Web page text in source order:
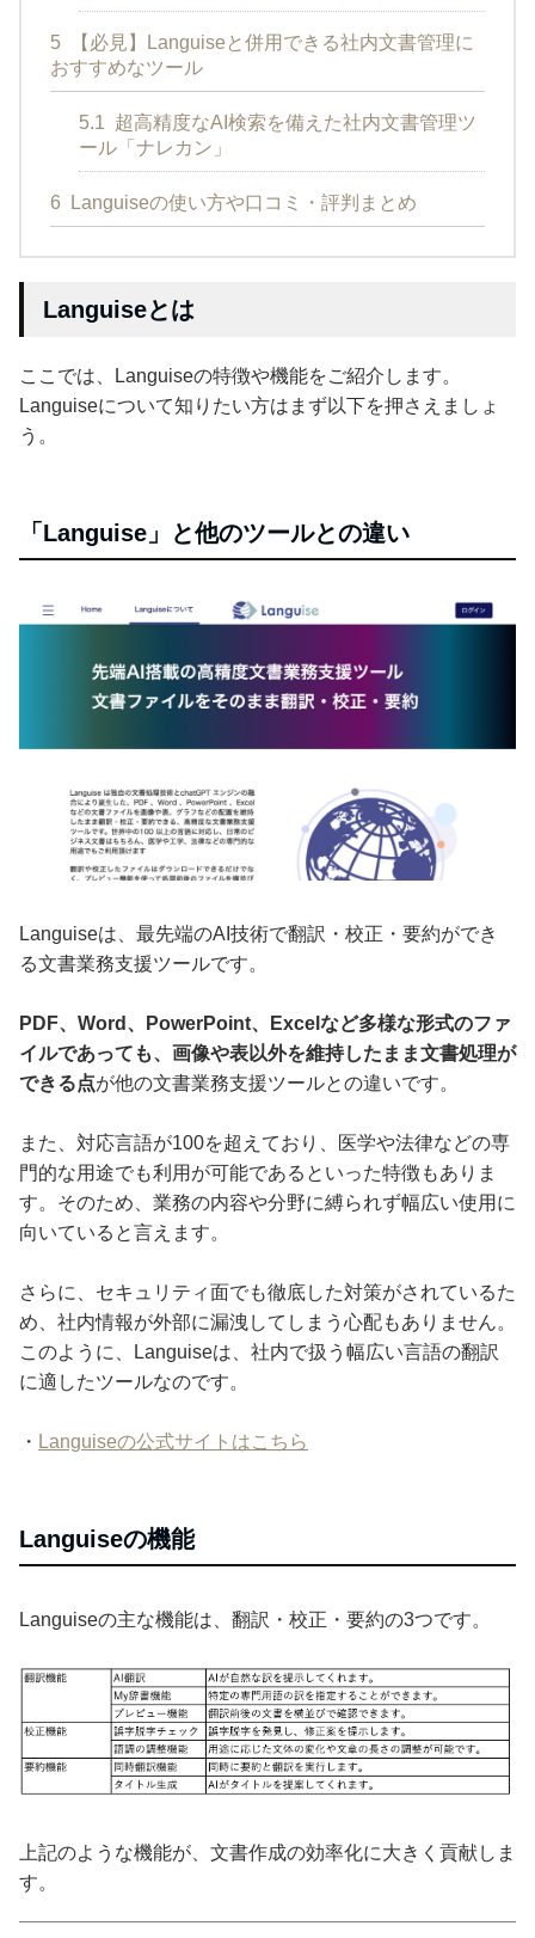
5
【必見】Languiseと併用できる社内文書管理に
おすすめなツール
5.1 超高精度なAI検索を備えた社内文書管理ツ
ール「ナレカン」
6 Languiseの使い方や口コミ・評判まとめ
Languiseとは
ここでは、Languiseの特徴や機能をご紹介します。
Languiseについて知りたい方はまず以下を押さえましょ
う。
「Languise」と他のツールとの違い
Languiseは、最先端のAI技術で翻訳・校正・要約ができ
る文書業務支援ツールです。
PDF、Word、PowerPoint、Excelなど多様な形式のファ
イルであっても、画像や表以外を維持したまま文書処理が
できる点が他の文書業務支援ツールとの違いです。
また、対応言語が100を超えており、医学や法律などの専
門的な用途でも利用が可能であるといった特徴もありま
す。そのため、業務の内容や分野に縛られず幅広い使用に
向いていると言えます。
さらに、セキュリティ面でも徹底した対策がされているた
め、社内情報が外部に漏洩してしまう心配もありません。
このように、Languiseは、社内で扱う幅広い言語の翻訳
に適したツールなのです。
・ Languiseの公式サイトはこちら
Languiseの機能
Languiseの主な機能は、翻訳・校正・要約の3つです。
上記のような機能が、文書作成の効率化に大きく貢献しま
す。